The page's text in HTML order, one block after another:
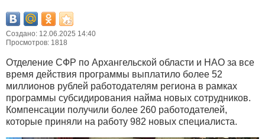
Создано: 12.06.2025 14:40
Просмотров: 1818
Отделение СФР по Архангельской области и НАО за все
время действия программы выплатило более 52
миллионов рублей работодателям региона в рамках
программы субсидирования найма новых сотрудников.
Компенсации получили более 260 работодателей,
которые приняли на работу 982 новых специалиста.